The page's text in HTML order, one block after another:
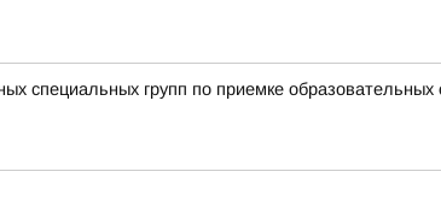
групп по приемке образовательных